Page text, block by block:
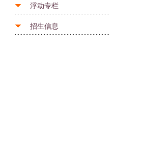
浮动专栏
招生信息